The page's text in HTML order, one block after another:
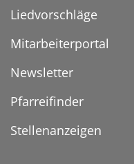
Liedvorschläge
Mitarbeiterportal
Newsletter
Pfarreifinder
Stellenanzeigen